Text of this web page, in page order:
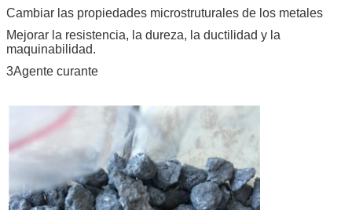
Cambiar las propiedades microstruturales de los metales
Mejorar la resistencia, la dureza, la ductilidad y la
maquinabilidad.
3Agente curante